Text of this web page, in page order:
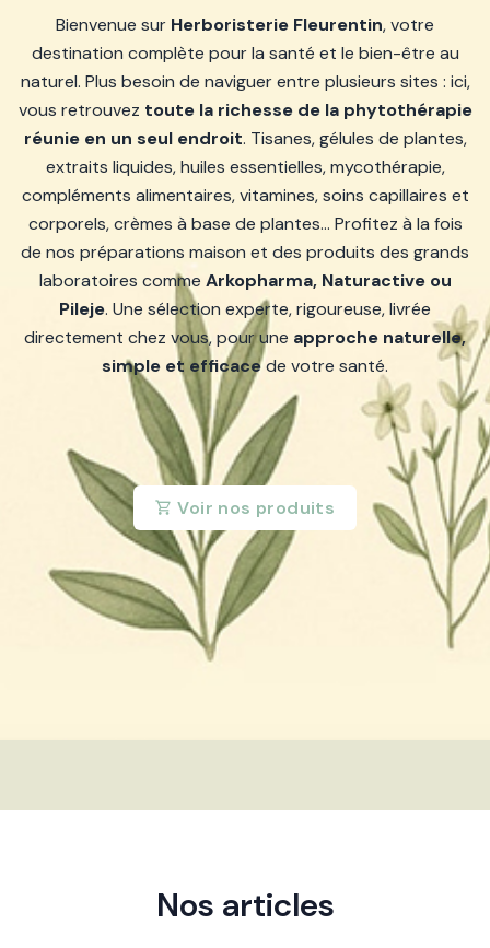
Bienvenue sur Herboristerie Fleurentin, votre
destination complète pour la santé et le bien-être au
naturel. Plus besoin de naviguer entre plusieurs sites : ici,
vous retrouvez toute la richesse de la phytothérapie
réunie en un seul endroit. Tisanes, gélules de plantes,
extraits liquides, huiles essentielles, mycothérapie,
compléments alimentaires, vitamines, soins capillaires et
corporels, crèmes à base de plantes… Profitez à la fois
de nos préparations maison et des produits des grands
laboratoires comme Arkopharma, Naturactive ou
Pileje. Une sélection experte, rigoureuse, livrée
directement chez vous, pour une approche naturelle,
simple et efficacede votre santé.
Voir nos produits
Nos articles